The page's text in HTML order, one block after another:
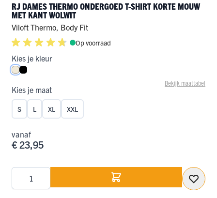
RJ DAMES THERMO ONDERGOED T-SHIRT KORTE MOUW
MET KANT WOLWIT
Viloft Thermo, Body Fit
Op voorraad
Kies je kleur
Wolwit
Zwart
Bekijk maattabel
Kies je maat
S L XL XXL
vanaf
€ 23,95